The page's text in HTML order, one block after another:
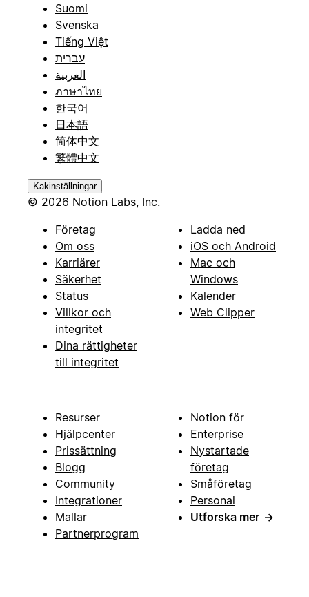
Suomi
Svenska
Tiếng Việt
עברית
العربية
ภาษาไทย
한국어
日本語
简体中文
繁體中文
Kakinställningar
© 2026 Notion Labs, Inc.
Företag
Om oss
Karriärer
Säkerhet
Status
Villkor och
integritet
Dina rättigheter
till integritet
Ladda ned
iOS och Android
Mac och
Windows
Kalender
Web Clipper
Resurser
Hjälpcenter
Prissättning
Blogg
Community
Integrationer
Mallar
Partnerprogram
Notion för
Enterprise
Nystartade
företag
Småföretag
Personal
Utforska mer →